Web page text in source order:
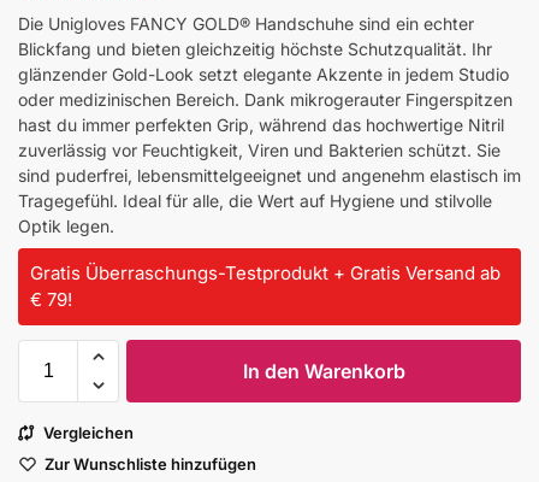
Die Unigloves FANCY GOLD® Handschuhe sind ein echter
Blickfang und bieten gleichzeitig höchste Schutzqualität. Ihr
glänzender Gold-Look setzt elegante Akzente in jedem Studio
oder medizinischen Bereich. Dank mikrogerauter Fingerspitzen
hast du immer perfekten Grip, während das hochwertige Nitril
zuverlässig vor Feuchtigkeit, Viren und Bakterien schützt. Sie
sind puderfrei, lebensmittelgeeignet und angenehm elastisch im
Tragegefühl. Ideal für alle, die Wert auf Hygiene und stilvolle
Optik legen.
Gratis Überraschungs-Testprodukt + Gratis Versand ab
€ 79!
In den Warenkorb
Vergleichen
Zur Wunschliste hinzufügen